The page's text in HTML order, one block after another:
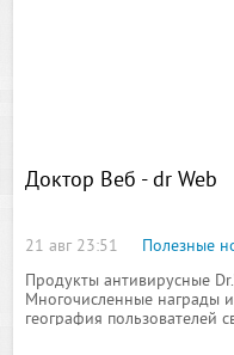
Доктор Веб - dr Web
21 авг 23:51
Полезные
Продукты антивирусные
Многочисленные награды
география пользователей